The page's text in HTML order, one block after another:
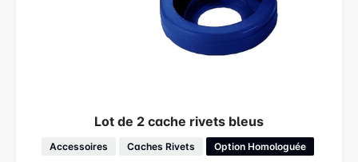
Lot de 2 cache rivets bleus
Accessoires Caches Rivets Option Homologuée